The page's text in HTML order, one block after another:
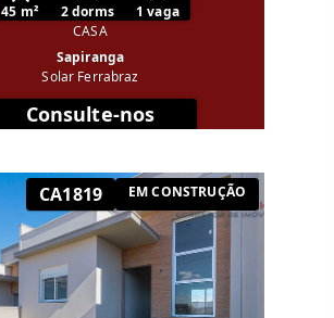
45 m² 2 dorms
1 vaga
CASA
Sapiranga
Solar Ferrabraz
Consulte-nos
CA1819 EM CONSTRUÇÃO